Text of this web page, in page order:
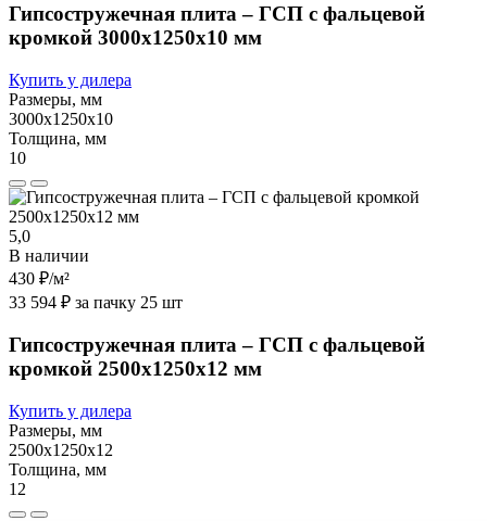
Гипсостружечная плита – ГСП с фальцевой
кромкой 3000х1250х10 мм
Купить у дилера
Размеры, мм
3000х1250х10
Толщина, мм
10
5,0
В наличии
430 ₽/м²
33 594 ₽ за пачку 25 шт
Гипсостружечная плита – ГСП с фальцевой
кромкой 2500х1250х12 мм
Купить у дилера
Размеры, мм
2500х1250х12
Толщина, мм
12